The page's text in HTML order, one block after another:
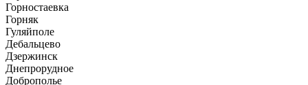
Горностаевка
Горняк
Гуляйполе
Дебальцево
Дзержинск
Днепрорудное
Доброполье